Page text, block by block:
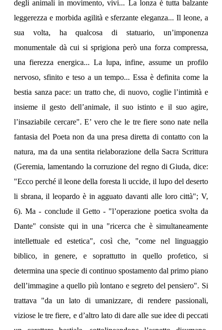
degli animali in movimento, vivi... La lonza è tutta balzante
leggerezza e morbida agilità e sferzante eleganza... Il leone, a
sua volta, ha qualcosa di statuario, un’imponenza
monumentale dà cui si sprigiona però una forza compressa,
una fierezza energica... La lupa, infine, assume un profilo
nervoso, sfinito e teso a un tempo... Essa è definita come la
bestia sanza pace: un tratto che, di nuovo, coglie l’intimità e
insieme il gesto dell’animale, il suo istinto e il suo agire,
l’insaziabile cercare". E’ vero che le tre fiere sono nate nella
fantasia del Poeta non da una presa diretta di contatto con la
natura, ma da una sentita rielaborazione della Sacra Scrittura
(Geremia, lamentando la corruzione del regno di Giuda, dice:
"Ecco perché il leone della foresta li uccide, il lupo del deserto
li sbrana, il leopardo è in agguato davanti alle loro città"; V,
6). Ma - conclude il Getto - "l’operazione poetica svolta da
Dante" consiste qui in una "ricerca che è simultaneamente
intellettuale ed estetica", così che, "come nel linguaggio
biblico, in genere, e soprattutto in quello profetico, si
determina una specie di continuo spostamento dal primo piano
dell’immagine a quello più lontano e segreto del pensiero". Si
trattava "da un lato di umanizzare, di rendere passionali,
viziose le tre fiere, e d’altro lato di dare alle sue idee di peccati